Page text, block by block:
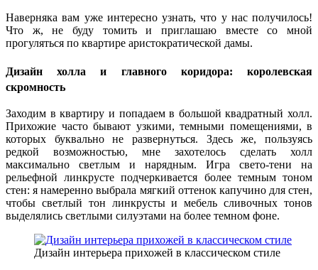
Наверняка вам уже интересно узнать, что у нас получилось!
Что ж, не буду томить и приглашаю вместе со мной
прогуляться по квартире аристократической дамы.
Дизайн холла и главного коридора: королевская
скромность
Заходим в квартиру и попадаем в большой квадратный холл.
Прихожие часто бывают узкими, темными помещениями, в
которых буквально не развернуться. Здесь же, пользуясь
редкой возможностью, мне захотелось сделать холл
максимально светлым и нарядным. Игра свето-тени на
рельефной линкрусте подчеркивается более темным тоном
стен: я намеренно выбрала мягкий оттенок капучино для стен,
чтобы светлый тон линкрусты и мебель сливочных тонов
выделялись светлыми силуэтами на более темном фоне.
Дизайн интерьера прихожей в классическом стиле